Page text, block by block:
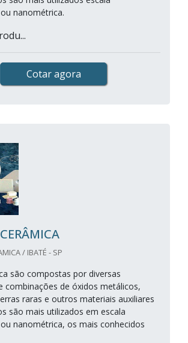
nanométrica.
Cotar agora
/ IBATÉ - SP
são compostas por diversas
combinações de óxidos metálicos,
raras e outros materiais auxiliares
são mais utilizados em escala
nanométrica, os mais conhecidos